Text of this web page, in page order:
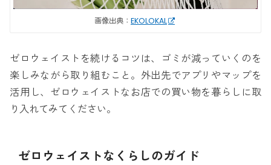
画像出典： EKOLOKAL
ゼロウェイストを続けるコツは、ゴミが減っていくのを
楽しみながら取り組むこと。外出先でアプリやマップを
活用し、ゼロウェイストなお店での買い物を暮らしに取
り入れてみてください。
ゼロウェイストなくらしのガイド